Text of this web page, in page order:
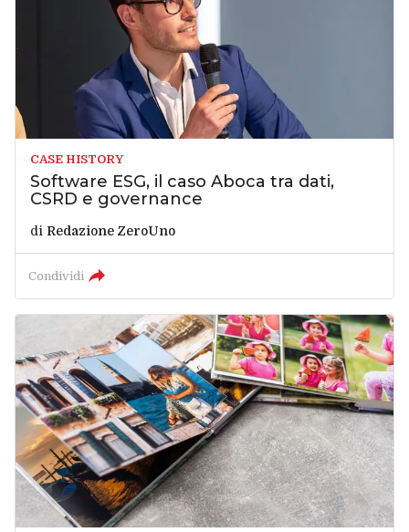
CASE HISTORY
Software ESG, il caso Aboca tra dati,
CSRD e governance
di Redazione ZeroUno
Condividi